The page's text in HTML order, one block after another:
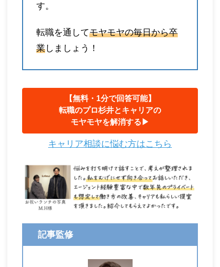
す。
転職を通してモヤモヤの毎日から卒
業 しましょう！
【無料・1分で回答可能】
転職のプロ杉井とキャリアの
モヤモヤを解消する▶︎
キャリア相談に悩む方はこちら
記事監修